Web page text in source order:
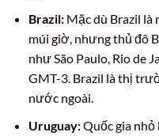
Brazil:Mặc dù Brazil là
múi giờ, nhưng thủ đô
như São Paulo, Rio de
GMT-3. Brazil là thị
nước ngoài.
Uruguay:Quốc gia nhỏ